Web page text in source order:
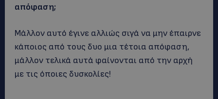
απόφαση;
Μάλλον αυτό έγινε αλλιώς σιγά να μην έπαιρνε
κάποιος από τους δυο μια τέτοια απόφαση,
μάλλον τελικά αυτά φαίνονται από την αρχή
με τις όποιες δυσκολίες!